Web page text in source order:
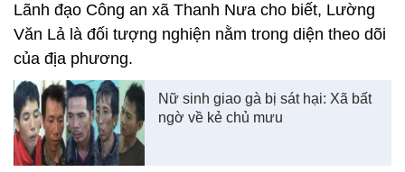
Lãnh đạo Công an xã Thanh Nưa cho biết, Lường
Văn Lả là đối tượng nghiện nằm trong diện theo dõi
của địa phương.
Nữ sinh giao gà bị sát hại: Xã bất
ngờ về kẻ chủ mưu